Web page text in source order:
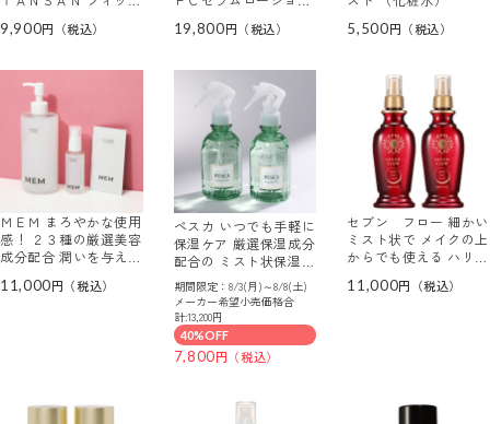
ー （化粧水）
9,900
ト
19,800 5,500
ＭＥＭ まろやかな使用
感！ ２３種の厳選美容
成分配合 潤いを与えて
ス ローション ２．２
11,000
ペスカ いつでも手軽に
保湿ケア 厳選保湿成分
配合の ミスト状保湿美
容水 ハーバルミスト
ＥＸ ２００ｍｌサイズ
２本セット
期間限定：8/3(月)～8/8(土)
メーカー希望小売価格合
計:13,200円
40%OFF
7,800
セブン フロー 細かい
ミスト状で メイクの上
からでも使える ハリツ
ーティー フルーツ Ｖ
11,000